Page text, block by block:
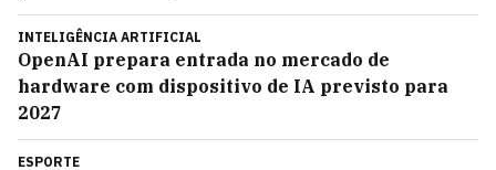
INTELIGÊNCIA ARTIFICIAL
OpenAI prepara entrada no mercado de
hardware com dispositivo de IA previsto para
2027
ESPORTE